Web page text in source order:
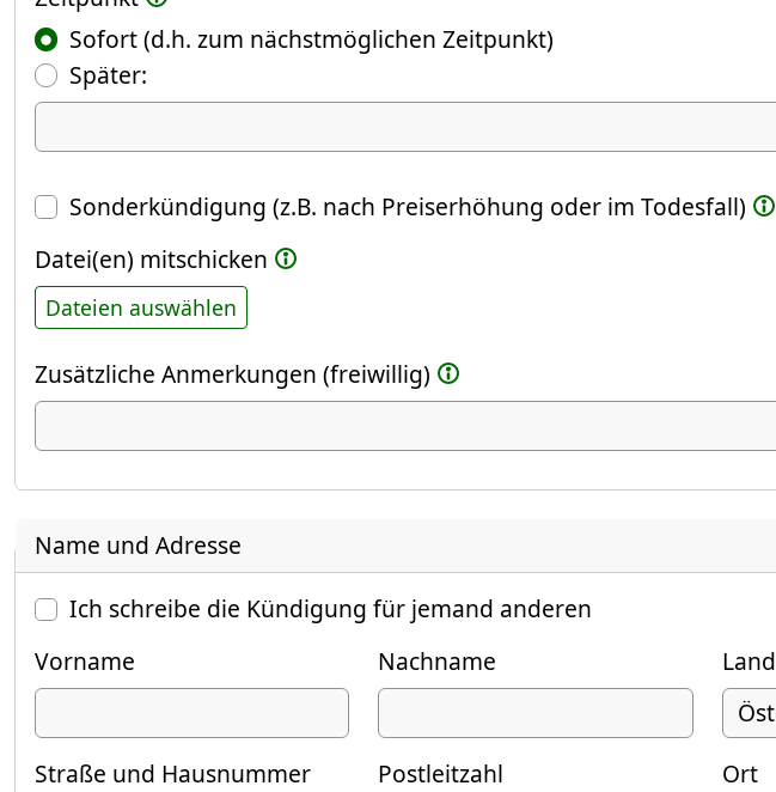
Sofort (d.h. zum nächstmöglichen Zeitpunkt)
Später:(Fokus springt automatisch ins nächste Feld)
Datum
Sonderkündigung (z.B. nach Preiserhöhung oder im Todesfall)
Datei(en) mitschicken
Dateien auswählen
Zusätzliche Anmerkungen (freiwillig)
Name und Adresse
Ich schreibe die Kündigung für jemand anderen
Vorname
Nachname Land
Straße und Hausnummer Postleitzahl Ort